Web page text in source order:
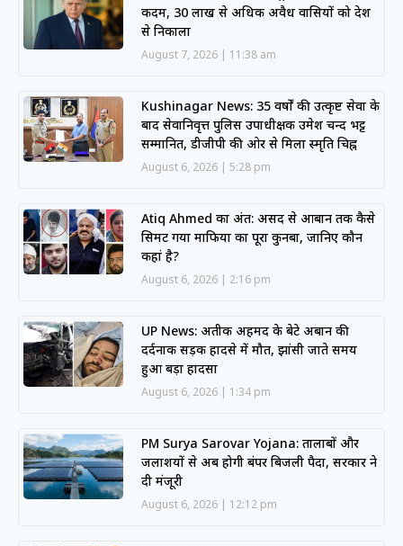
कदम, 30 लाख से अधिक अवैध प्रवासियों को देश
से निकाला
August 7, 2026 11:38 am
Kushinagar News: 35 वर्षों की उत्कृष्ट सेवा के
बाद सेवानिवृत्त पुलिस उपाधीक्षक उमेश चन्द भट्ट
सम्मानित, डीजीपी की ओर से मिला स्मृति चिह्न
August 6, 2026 5:28 pm
Atiq Ahmed का अंत: असद से आबान तक कैसे
सिमट गया माफिया का पूरा कुनबा, जानिए कौन
कहां है?
August 6, 2026 2:16 pm
UP News: अतीक अहमद के बेटे अबान की
दर्दनाक सड़क हादसे में मौत, झांसी जाते समय
हुआ बड़ा हादसा
August 6, 2026 1:34 pm
PM Surya Sarovar Yojana: तालाबों और
जलाशयों से अब होगी बंपर बिजली पैदा, सरकार ने
दी मंजूरी
August 6, 2026 12:12 pm